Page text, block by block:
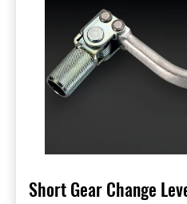
Short Gear Change